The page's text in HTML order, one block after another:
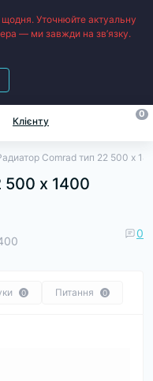
Уточнюйте актуальну
— ми завжди на зв’язку.
Клієнту
0
Comrad тип 22 500 х
500 х 1400
0
0 Питання 0